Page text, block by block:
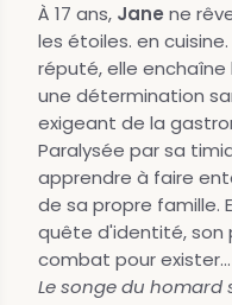
À 17 ans, Jane ne
les étoiles. en
réputé, elle
une détermination
exigeant de la
Paralysée par sa
apprendre à faire
de sa propre famille.
quête d'identité, son
combat pour
Le songe du homard